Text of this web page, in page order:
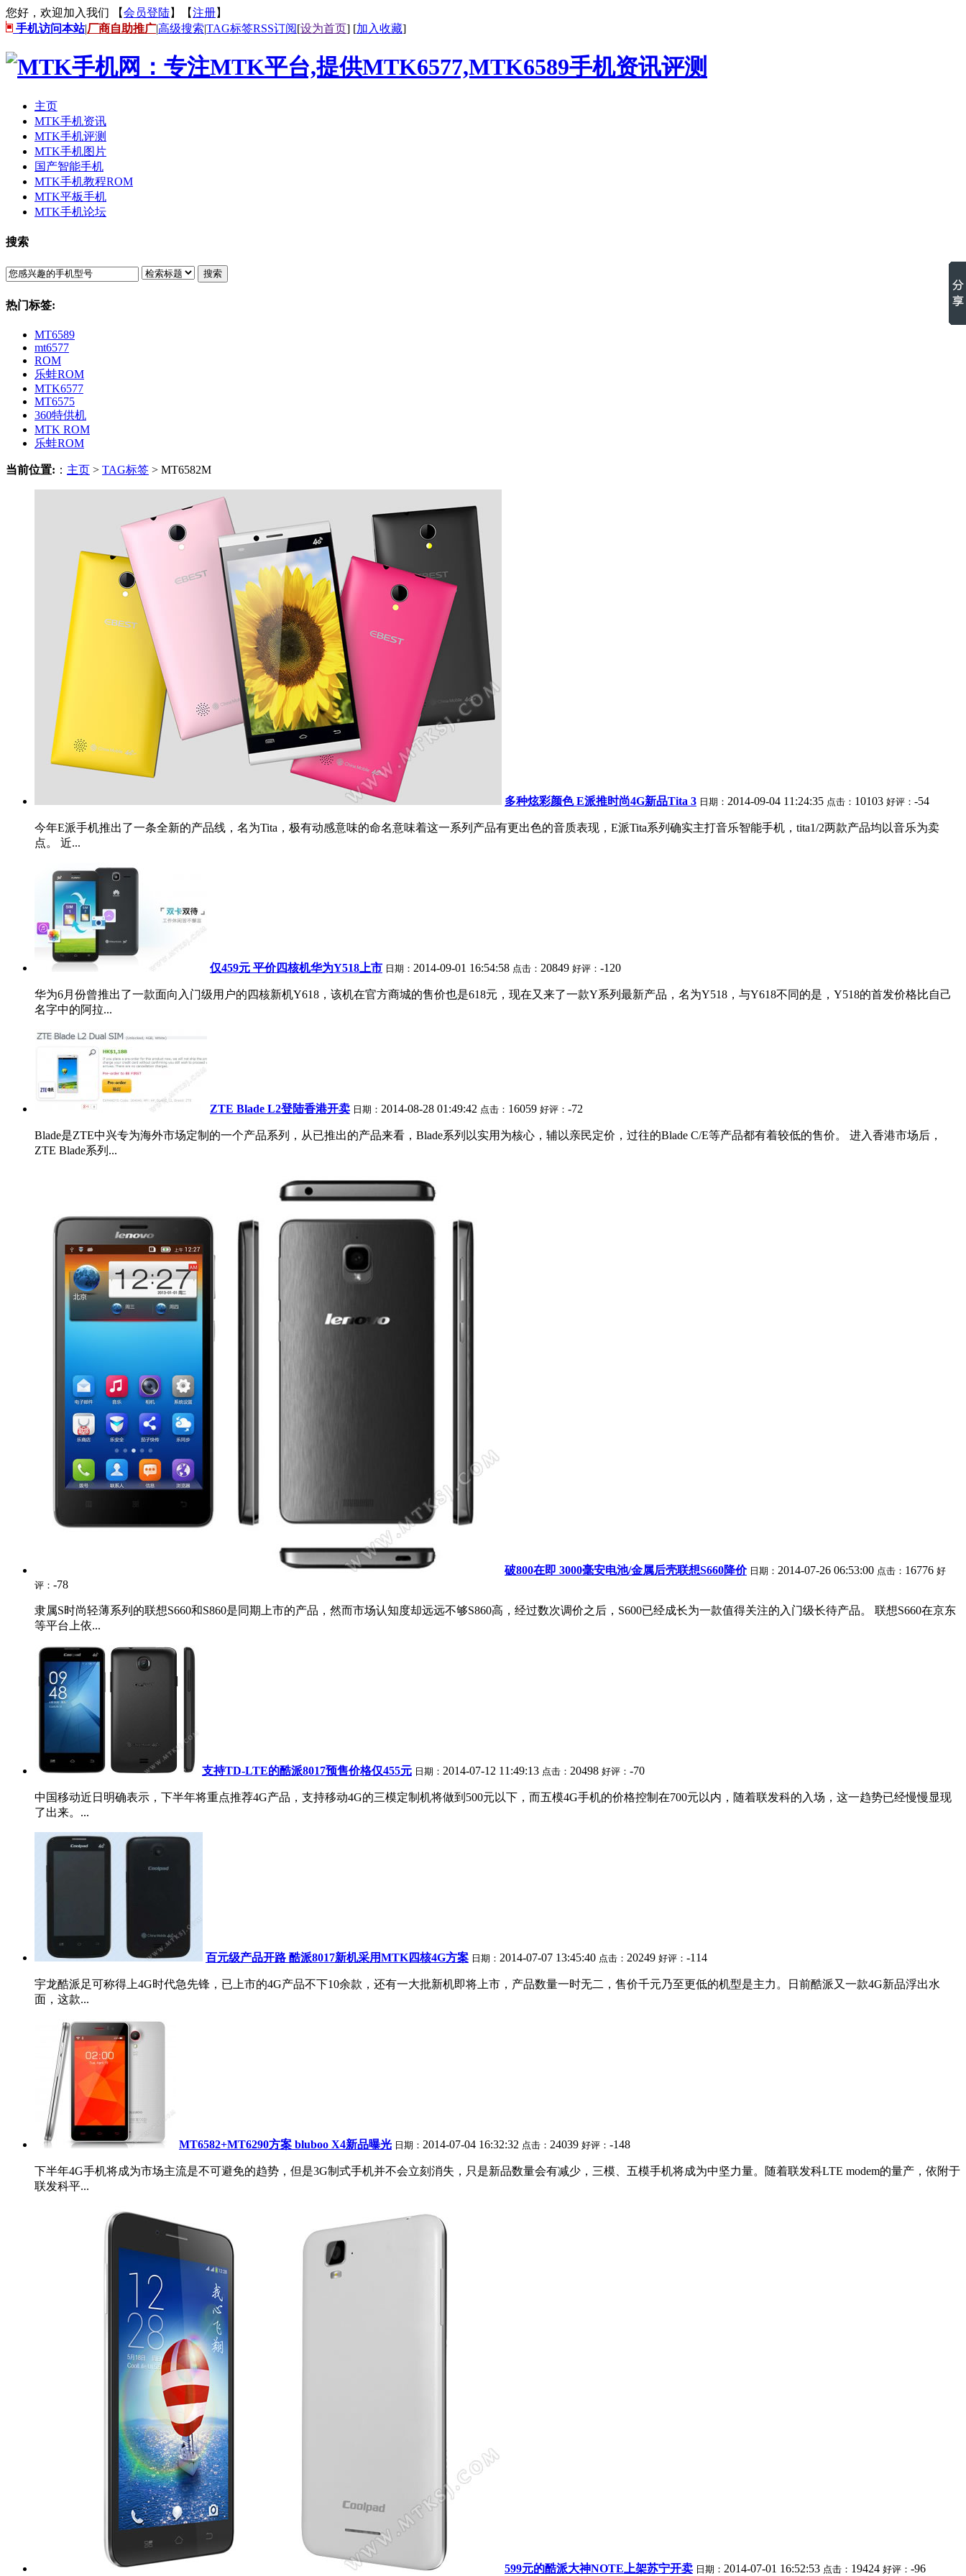
您好，欢迎加入我们 【会员登陆】【注册】
手机访问本站|厂商自助推广|高级搜索|TAG标签RSS订阅[设为首页] [加入收藏]
主页
MTK手机资讯
MTK手机评测
MTK手机图片
国产智能手机
MTK手机教程ROM
MTK平板手机
MTK手机论坛
搜索
搜索
热门标签:
MT6589
mt6577
ROM
乐蛙ROM
MTK6577
MT6575
360特供机
MTK ROM
乐蛙ROM
当前位置: ： 主页 > TAG标签 > MT6582M
多种炫彩颜色 E派推时尚4G新品Tita 3 日期： 2014-09-04 11:24:35 点击： 10103 好评： -54
今年E派手机推出了一条全新的产品线，名为Tita，极有动感意味的命名意味着这一系列产品有更出色的音质表现，E派Tita系列确实主打音乐智能手机，tita1/2两款产品均以音乐为卖
点。 近...
仅459元 平价四核机华为Y518上市 日期： 2014-09-01 16:54:58 点击： 20849 好评： -120
华为6月份曾推出了一款面向入门级用户的四核新机Y618，该机在官方商城的售价也是618元，现在又来了一款Y系列最新产品，名为Y518，与Y618不同的是，Y518的首发价格比自己
名字中的阿拉...
ZTE Blade L2登陆香港开卖 日期： 2014-08-28 01:49:42 点击： 16059 好评： -72
Blade是ZTE中兴专为海外市场定制的一个产品系列，从已推出的产品来看，Blade系列以实用为核心，辅以亲民定价，过往的Blade C/E等产品都有着较低的售价。 进入香港市场后，
ZTE Blade系列...
破800在即 3000毫安电池/金属后壳联想S660降价 日期： 2014-07-26 06:53:00 点击： 16776 好
评： -78
隶属S时尚轻薄系列的联想S660和S860是同期上市的产品，然而市场认知度却远远不够S860高，经过数次调价之后，S600已经成长为一款值得关注的入门级长待产品。 联想S660在京东
等平台上依...
支持TD-LTE的酷派8017预售价格仅455元 日期： 2014-07-12 11:49:13 点击： 20498 好评： -70
中国移动近日明确表示，下半年将重点推荐4G产品，支持移动4G的三模定制机将做到500元以下，而五模4G手机的价格控制在700元以内，随着联发科的入场，这一趋势已经慢慢显现
了出来。...
百元级产品开路 酷派8017新机采用MTK四核4G方案 日期： 2014-07-07 13:45:40 点击： 20249 好评： -114
宇龙酷派足可称得上4G时代急先锋，已上市的4G产品不下10余款，还有一大批新机即将上市，产品数量一时无二，售价千元乃至更低的机型是主力。日前酷派又一款4G新品浮出水
面，这款...
MT6582+MT6290方案 bluboo X4新品曝光 日期： 2014-07-04 16:32:32 点击： 24039 好评： -148
下半年4G手机将成为市场主流是不可避免的趋势，但是3G制式手机并不会立刻消失，只是新品数量会有减少，三模、五模手机将成为中坚力量。随着联发科LTE modem的量产，依附于
联发科平...
599元的酷派大神NOTE上架苏宁开卖 日期： 2014-07-01 16:52:53 点击： 19424 好评： -96